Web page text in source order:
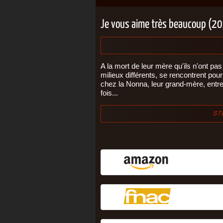
Je vous aime très beaucoup
A la mort de leur mère qu'ils n'ont
milieux différents, se rencontrent
chez la Nonna, leur grand-mère,
fois...